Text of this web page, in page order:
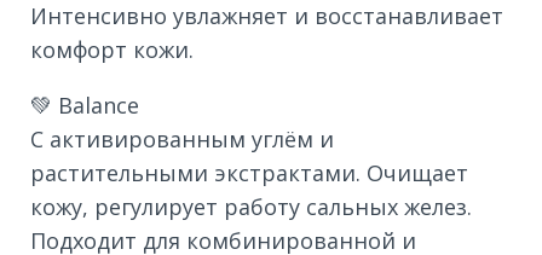
Интенсивно увлажняет и восстанавливает
комфорт кожи.
💚 Balance
С активированным углём и
растительными экстрактами. Очищает
кожу, регулирует работу сальных желез.
Подходит для комбинированной и